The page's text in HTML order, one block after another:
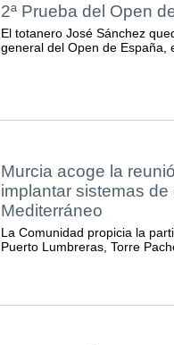
2ª Prueba del Open
El totanero José Sánchez
general del Open de España,
Murcia acoge la
implantar sistemas
Mediterráneo
La Comunidad propicia la
Puerto Lumbreras, Torre